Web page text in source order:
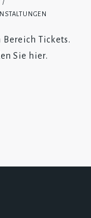
Tickets.
Sie hier.